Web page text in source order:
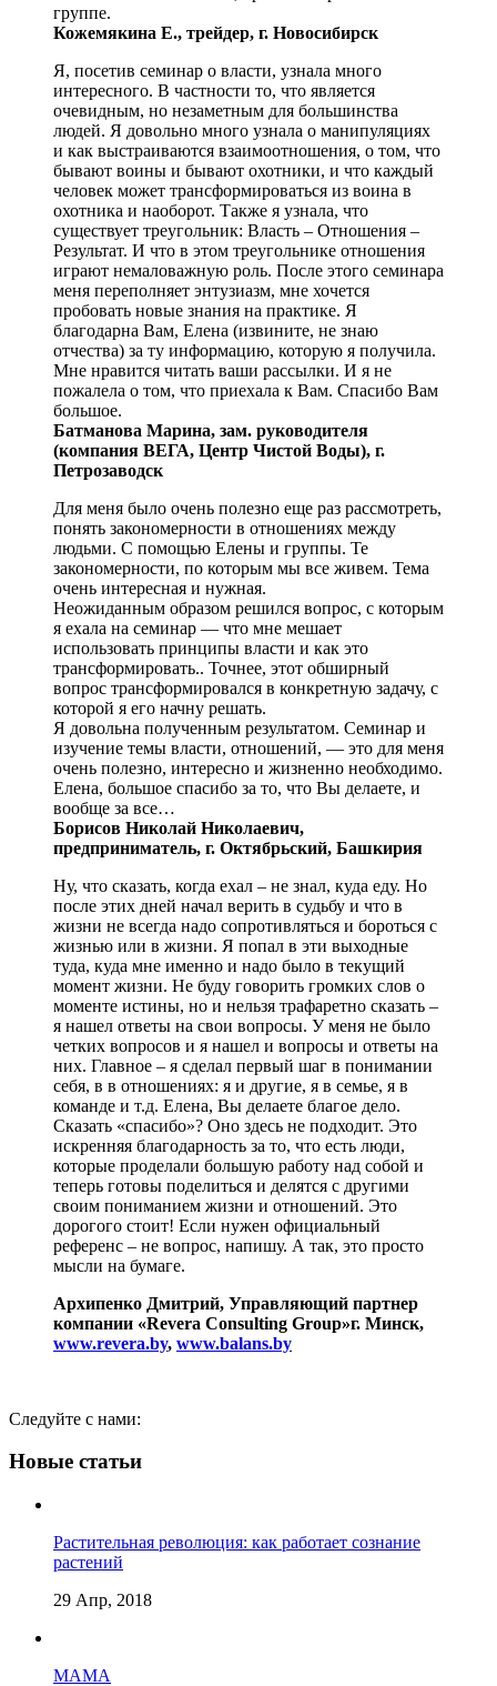
группе.
Кожемякина Е., трейдер, г. Новосибирск
Я, посетив семинар о власти, узнала много
интересного. В частности то, что является
очевидным, но незаметным для большинства
людей. Я довольно много узнала о манипуляциях
и как выстраиваются взаимоотношения, о том, что
бывают воины и бывают охотники, и что каждый
человек может трансформироваться из воина в
охотника и наоборот. Также я узнала, что
существует треугольник: Власть – Отношения –
Результат. И что в этом треугольнике отношения
играют немаловажную роль. После этого семинара
меня переполняет энтузиазм, мне хочется
пробовать новые знания на практике. Я
благодарна Вам, Елена (извините, не знаю
отчества) за ту информацию, которую я получила.
Мне нравится читать ваши рассылки. И я не
пожалела о том, что приехала к Вам. Спасибо Вам
большое.
Батманова Марина, зам. руководителя
(компания ВЕГА, Центр Чистой Воды), г.
Петрозаводск
Для меня было очень полезно еще раз рассмотреть,
понять закономерности в отношениях между
людьми. С помощью Елены и группы. Те
закономерности, по которым мы все живем. Тема
очень интересная и нужная.
Неожиданным образом решился вопрос, с которым
я ехала на семинар — что мне мешает
использовать принципы власти и как это
трансформировать.. Точнее, этот обширный
вопрос трансформировался в конкретную задачу, с
которой я его начну решать.
Я довольна полученным результатом. Семинар и
изучение темы власти, отношений, — это для меня
очень полезно, интересно и жизненно необходимо.
Елена, большое спасибо за то, что Вы делаете, и
вообще за все…
Борисов Николай Николаевич,
предприниматель, г. Октябрьский, Башкирия
Ну, что сказать, когда ехал – не знал, куда еду. Но
после этих дней начал верить в судьбу и что в
жизни не всегда надо сопротивляться и бороться с
жизнью или в жизни. Я попал в эти выходные
туда, куда мне именно и надо было в текущий
момент жизни. Не буду говорить громких слов о
моменте истины, но и нельзя трафаретно сказать –
я нашел ответы на свои вопросы. У меня не было
четких вопросов и я нашел и вопросы и ответы на
них. Главное – я сделал первый шаг в понимании
себя, в в отношениях: я и другие, я в семье, я в
команде и т.д. Елена, Вы делаете благое дело.
Сказать «спасибо»? Оно здесь не подходит. Это
искренняя благодарность за то, что есть люди,
которые проделали большую работу над собой и
теперь готовы поделиться и делятся с другими
своим пониманием жизни и отношений. Это
дорогого стоит! Если нужен официальный
референс – не вопрос, напишу. А так, это просто
мысли на бумаге.
Архипенко Дмитрий, Управляющий партнер
компании «Revera Consulting Group»г. Минск,
www.revera.by, www.balans.by
Следуйте с нами:
Новые статьи
Растительная революция: как работает сознание
растений
29 Апр, 2018
МАМА